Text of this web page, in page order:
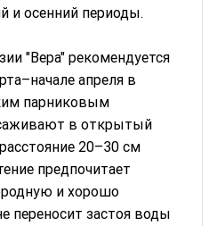
и осенний периоды.
"Вера" рекомендуется
апреля в
парниковым
в открытый
20–30 см
предпочитает
и хорошо
переносит застоя воды